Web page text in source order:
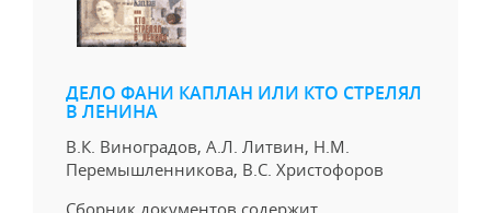
ДЕЛО ФАНИ КАПЛАН ИЛИ КТО СТРЕЛЯЛ
В ЛЕНИНА
В.К. Виноградов, А.Л. Литвин, Н.М.
Перемышленникова, В.С. Христофоров
Сборник документов содержит